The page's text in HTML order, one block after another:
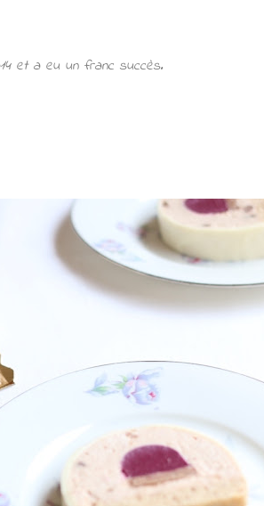
et a eu un franc succès.